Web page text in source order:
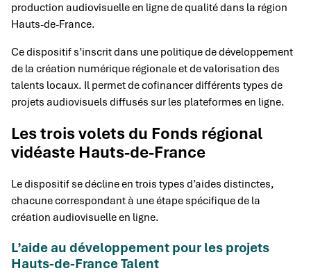
production audiovisuelle en ligne de qualité dans la région
Hauts-de-France.
Ce dispositif s’inscrit dans une politique de développement
de la création numérique régionale et de valorisation des
talents locaux. Il permet de cofinancer différents types de
projets audiovisuels diffusés sur les plateformes en ligne.
Les trois volets du Fonds régional
vidéaste Hauts-de-France
Le dispositif se décline en trois types d’aides distinctes,
chacune correspondant à une étape spécifique de la
création audiovisuelle en ligne.
L’aide au développement pour les projets
Hauts-de-France Talent